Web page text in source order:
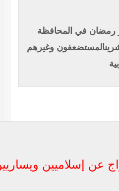
المحافظة
وغيرهم
ويساريين